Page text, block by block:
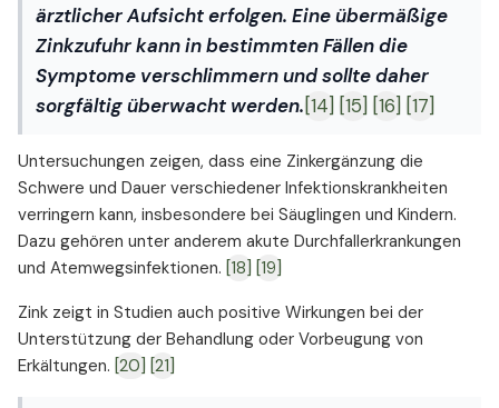
ärztlicher Aufsicht erfolgen. Eine übermäßige
Zinkzufuhr kann in bestimmten Fällen die
Symptome verschlimmern und sollte daher
sorgfältig überwacht werden.[14] [15] [16] [17]
Untersuchungen zeigen, dass eine Zinkergänzung die
Schwere und Dauer verschiedener Infektionskrankheiten
verringern kann, insbesondere bei Säuglingen und Kindern.
Dazu gehören unter anderem akute Durchfallerkrankungen
und Atemwegsinfektionen. [18]
[19]
Zink zeigt in Studien auch positive Wirkungen bei der
Unterstützung der Behandlung oder Vorbeugung von
Erkältungen. [20] [21]